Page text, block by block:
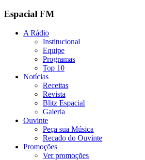
Espacial FM
A Rádio
Institucional
Equipe
Programas
Top 10
Notícias
Receitas
Revista
Blitz Espacial
Galeria
Ouvinte
Peça sua Música
Recado do Ouvinte
Promoções
Ver promoções